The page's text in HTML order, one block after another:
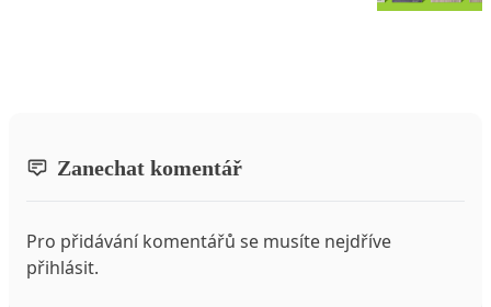
Zanechat komentář
Pro přidávání komentářů se musíte nejdříve
přihlásit.